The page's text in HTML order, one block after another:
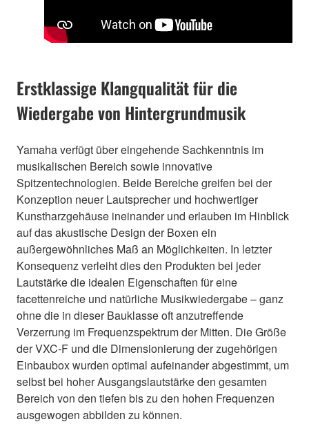
Erstklassige Klangqualität für die
Wiedergabe von Hintergrundmusik
Yamaha verfügt über eingehende Sachkenntnis im
musikalischen Bereich sowie innovative
Spitzentechnologien. Beide Bereiche greifen bei der
Konzeption neuer Lautsprecher und hochwertiger
Kunstharzgehäuse ineinander und erlauben im Hinblick
auf das akustische Design der Boxen ein
außergewöhnliches Maß an Möglichkeiten. In letzter
Konsequenz verleiht dies den Produkten bei jeder
Lautstärke die idealen Eigenschaften für eine
facettenreiche und natürliche Musikwiedergabe – ganz
ohne die in dieser Bauklasse oft anzutreffende
Verzerrung im Frequenzspektrum der Mitten. Die Größe
der VXC-F und die Dimensionierung der zugehörigen
Einbaubox wurden optimal aufeinander abgestimmt, um
selbst bei hoher Ausgangslautstärke den gesamten
Bereich von den tiefen bis zu den hohen Frequenzen
ausgewogen abbilden zu können.